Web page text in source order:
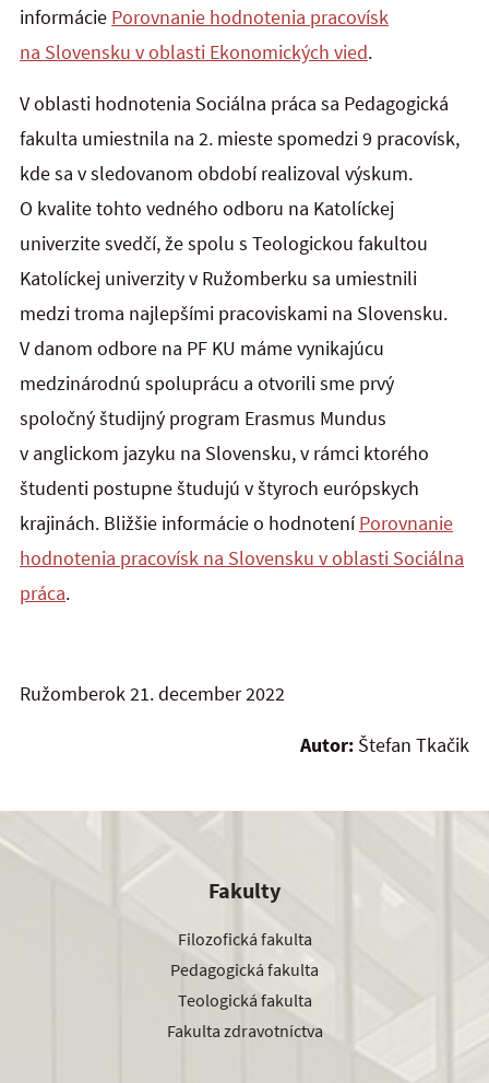
informácie Porovnanie hodnotenia pracovísk
na Slovensku v oblasti Ekonomických vied.
V oblasti hodnotenia Sociálna práca sa Pedagogická
fakulta umiestnila na 2. mieste spomedzi 9 pracovísk,
kde sa v sledovanom období realizoval výskum.
O kvalite tohto vedného odboru na Katolíckej
univerzite svedčí, že spolu s Teologickou fakultou
Katolíckej univerzity v Ružomberku sa umiestnili
medzi troma najlepšími pracoviskami na Slovensku.
V danom odbore na PF KU máme vynikajúcu
medzinárodnú spoluprácu a otvorili sme prvý
spoločný študijný program Erasmus Mundus
v anglickom jazyku na Slovensku, v rámci ktorého
študenti postupne študujú v štyroch európskych
krajinách. Bližšie informácie o hodnotení Porovnanie
hodnotenia pracovísk na Slovensku v oblasti Sociálna
práca.
Ružomberok 21. december 2022
Autor: Štefan Tkačik
Fakulty
Filozofická fakulta
Pedagogická fakulta
Teologická fakulta
Fakulta zdravotníctva